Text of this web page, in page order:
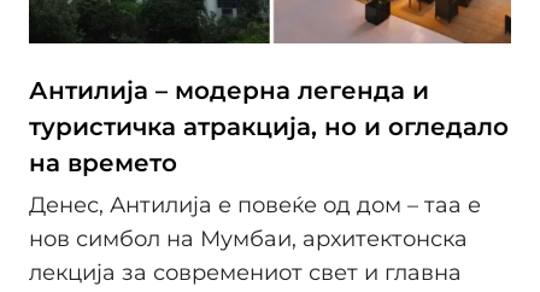
Антилија – модерна легенда и
туристичка атракција, но и огледало
на времето
Денес, Антилија е повеќе од дом – таа е
нов симбол на Мумбаи, архитектонска
лекција за современиот свет и главна